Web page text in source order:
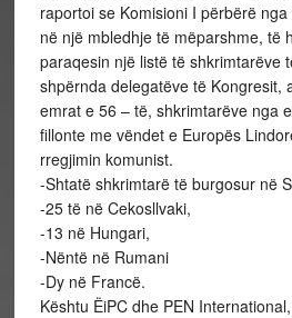
raportoi se Komisioni I përbërë
në një mbledhje të mëparshme, të
paraqesin një listë të shkrimtarëve
shpërnda delegatëve të Kongresit,
emrat e 56 – të, shkrimtarëve nga
fillonte me vëndet e Europës
rregjimin komunist.
-Shtatë shkrimtarë të burgosur në
-25 të në Cekosllvaki,
-13 në Hungari,
-Nëntë në Rumani
-Dy në Francë.
Kështu ËiPC dhe PEN